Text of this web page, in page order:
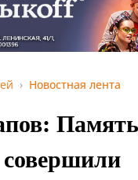
Новостная лента